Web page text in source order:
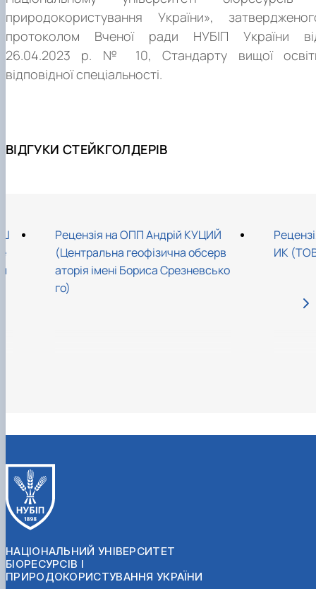
природокористування України»,
протоколом Вченої ради НУБІП України
26.04.2023 р. № 10, Стандарту вищої
відповідної спеціальності.
ВІДГУКИ СТЕЙКГОЛДЕРІВ
Рецензія на ОПП Андрій КУЦИЙ
(Центральна геофізична обсерв
аторія імені Бориса Срезневсько
го)
ИК
НАЦІОНАЛЬНИЙ УНІВЕРСИТЕТ
БІОРЕСУРСІВ І
ПРИРОДОКОРИСТУВАННЯ УКРАЇНИ